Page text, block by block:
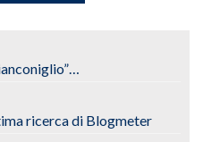
ricerca di Blogmeter